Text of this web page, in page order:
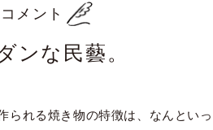
メント
ンな民藝。
られる焼き物の特徴は、なんといっ